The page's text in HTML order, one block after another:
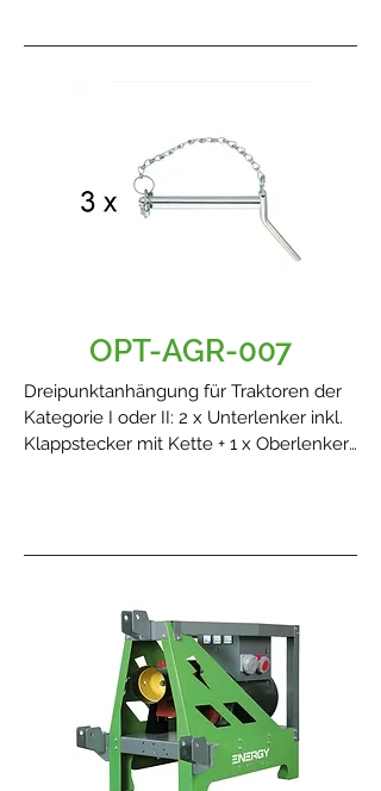
OPT-AGR-007
Dreipunktanhängung für Traktoren der
Kategorie I oder II: 2 x Unterlenker inkl.
Klappstecker mit Kette + 1 x Oberlenker